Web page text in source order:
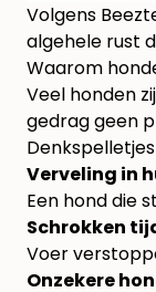
Volgens
algehele rust
Waarom
Veel honden
gedrag geen
Verveling in
Een hond die
Schrokken
Voer
Onzekere